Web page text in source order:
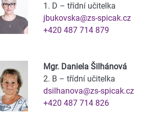
1. D – třídní učitelka
jbukovska@zs-spicak.cz
+420 487 714 879
Mgr. Daniela Šilhánová
2. B – třídní učitelka
dsilhanova@zs-spicak.cz
+420 487 714 826